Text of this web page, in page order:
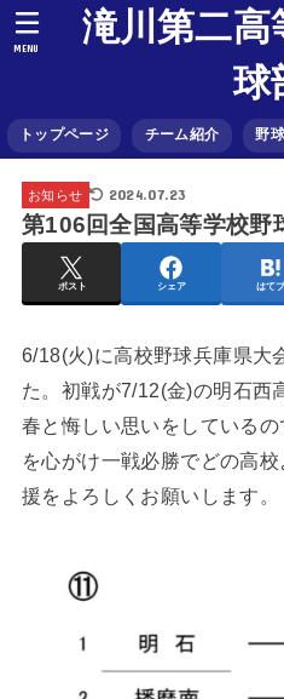
滝川第二
球
トップページ チーム紹介 野
MENU
お知らせ 2024.07.23
第106回全国高等学校野
ポスト シェア はてブ
6/18(火)に高校野球兵庫県大
た。初戦が7/12(金)の明石西
春と悔しい思いをしている
を心がけ一戦必勝でどの高
援をよろしくお願いします。